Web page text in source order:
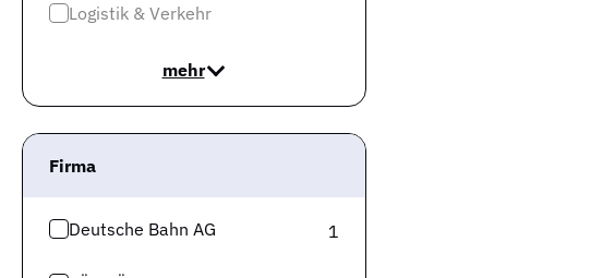
Logistik & Verkehr
mehr
Firma
Deutsche Bahn AG 1